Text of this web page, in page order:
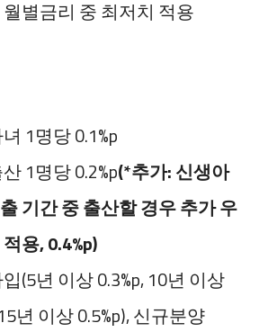
별금리 중 최저치 적용
1명당 0.1%p
1명당 0.2%p(*추가: 신생아
기간 중 출산할 경우 추가 우
용, 0.4%p)
(5년 이상 0.3%p, 10년 이상
년 이상 0.5%p), 신규분양